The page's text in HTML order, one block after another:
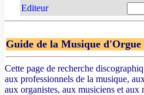
Editeur
Guide de la Musique d'Orgue
Cette page de recherche
aux professionnels de la musique,
aux organistes, aux musiciens et aux